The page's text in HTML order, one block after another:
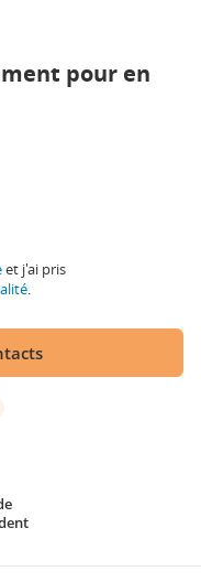
pour en
et j'ai pris
.